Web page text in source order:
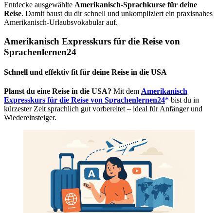
Entdecke ausgewählte Amerikanisch-Sprachkurse für deine
Reise. Damit baust du dir schnell und unkompliziert ein praxisnahes
Amerikanisch-Urlaubsvokabular auf.
Amerikanisch Expresskurs für die Reise von
Sprachenlernen24
Schnell und effektiv fit für deine Reise in die USA
Planst du eine Reise in die USA? Mit dem Amerikanisch
Expresskurs für die Reise von Sprachenlernen24
bist du in
kürzester Zeit sprachlich gut vorbereitet – ideal für Anfänger und
Wiedereinsteiger.